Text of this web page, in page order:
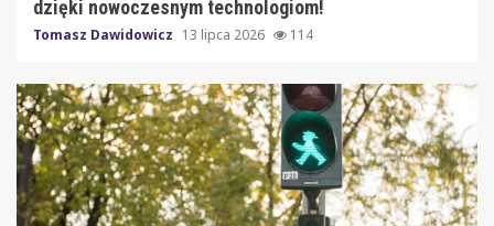
dzięki nowoczesnym technologiom!
Tomasz Dawidowicz 13 lipca 2026 114